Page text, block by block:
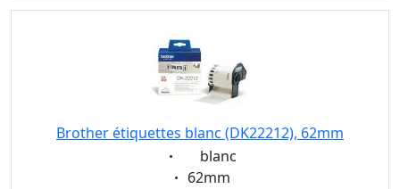
Brother étiquettes blanc (DK22212), 62mm
Eigenschaft:
blanc
Eigenschaft:
62mm